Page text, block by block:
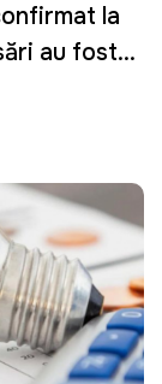
la
au fost